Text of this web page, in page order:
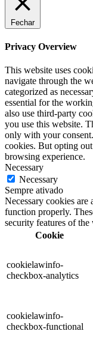
Fechar
Privacy Overview
This website uses
navigate through the
categorized as
essential for the
also use third-party
you use this website.
only with your
cookies. But opting
browsing experience.
Necessary
Necessary
Sempre ativado
Necessary cookies are
function properly.
security features of
Cookie
cookielawinfo-
checkbox-analytics
cookielawinfo-
checkbox-functional